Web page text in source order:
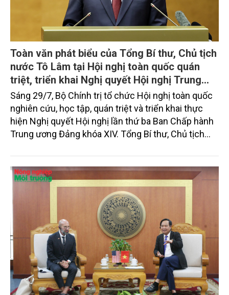
Toàn văn phát biểu của Tổng Bí thư, Chủ tịch
nước Tô Lâm tại Hội nghị toàn quốc quán
triệt, triển khai Nghị quyết Hội nghị Trung
ương 3, khóa XIV
Sáng 29/7, Bộ Chính trị tổ chức Hội nghị toàn quốc
nghiên cứu, học tập, quán triệt và triển khai thực
hiện Nghị quyết Hội nghị lần thứ ba Ban Chấp hành
Trung ương Đảng khóa XIV. Tổng Bí thư, Chủ tịch
trọng. Tạp chí Nông nghiệp và Môi trường trân trọng
giới thiệu toàn văn bài phát biểu của đồng chí Tổng
Bí thư, Chủ tịch nước.